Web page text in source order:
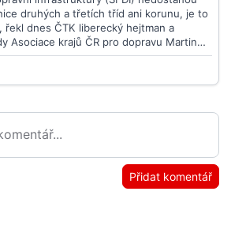
Přidat komentář